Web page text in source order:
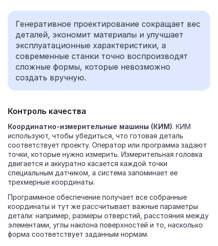
Генеративное проектирование сокращает вес
деталей, экономит материалы и улучшает
эксплуатационные характеристики, а
современные станки точно воспроизводят
сложные формы, которые невозможно
создать вручную.
Контроль качества
Координатно‑измерительные машины (КИМ). КИМ
используют, чтобы убедиться, что готовая деталь
соответствует проекту. Оператор или программа задают
точки, которые нужно измерить. Измерительная головка
двигается и аккуратно касается каждой точки
специальным датчиком, а система запоминает ее
трехмерные координаты.
Программное обеспечение получает все собранные
координаты и тут же рассчитывает важные параметры
детали: например, размеры отверстий, расстояния между
элементами, углы наклона поверхностей и то, насколько
форма соответствует заданным нормам.